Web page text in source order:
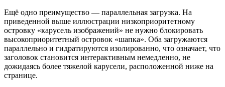
Ещё одно преимущество — параллельная загрузка. На
приведенной выше иллюстрации низкоприоритетному
островку «карусель изображений» не нужно блокировать
высокоприоритетный островок «шапка». Оба загружаются
параллельно и гидратируются изолированно, что означает, что
заголовок становится интерактивным немедленно, не
дожидаясь более тяжелой карусели, расположенной ниже на
странице.